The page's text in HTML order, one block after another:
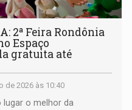
2ª Feira Rondônia
Espaço
gratuita até
de 2026 às 10:40
lugar o melhor da